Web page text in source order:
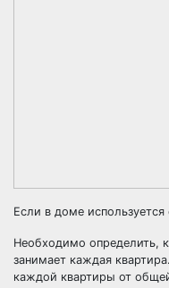
Если в доме
Необходимо определить,
занимает каждая
каждой квартиры от